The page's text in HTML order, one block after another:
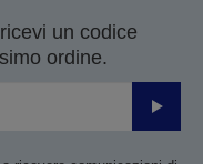
un codice
ordine.
Invia